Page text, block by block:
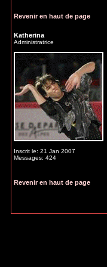
Revenir en haut de page
Katherina
Administratrice
Inscrit le: 21 Jan 2007
Messages: 424
Revenir en haut de page